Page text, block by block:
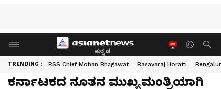
ಕನ್ನಡ
TRENDING : RSS Chief Mohan Bhagawat Basavaraj Horatti
ಕರ್ನಾಟಕದ ನೂತನ ಮುಖ್ಯಮಂತ್ರಿಯಾಗಿ